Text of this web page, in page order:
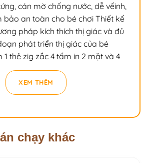
cán mờ chống nước, dễ vếinh,
bảo an toàn cho bé chơi Thiết kế
pháp kích thích thị giác và đủ
phát triển thị giác của bé
thẻ zig zắc 4 tấm in 2 mặt và 4
2 mặt
[TRỌN BỘ] TINH ANH: 3 thẻ zig
và 12 thẻ flashcards in 2 mặt
20*20*2cm
XEM THÊM
chạy khác